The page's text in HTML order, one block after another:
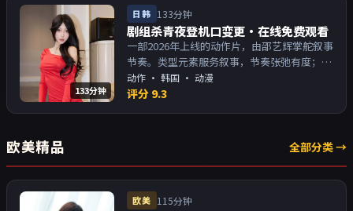
133分钟
日韩 133分钟
剧组杀青夜登机口变更·在线免费观看
一部2026年上线的动作片，由邵艺辉掌舵叙事
节奏。类型元素服务叙事，节奏张弛有度；对
白密度高，留意潜台词。主演以演技派为主，
适合喜欢强叙事与人物关系的观众加入片单。
动作 · 韩国 · 动漫
评分 9.3
欧美精品 全部分类 →
欧美 115分钟